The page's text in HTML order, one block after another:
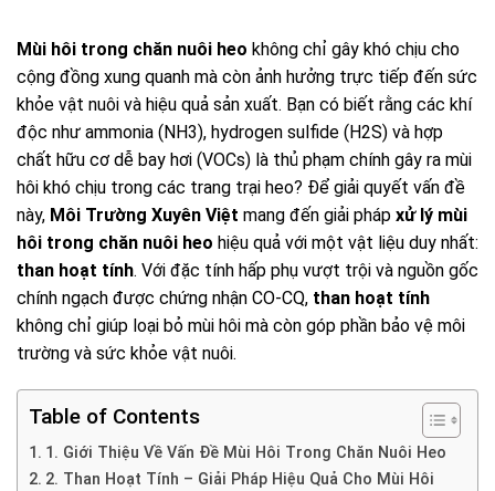
Mùi hôi trong chăn nuôi heo không chỉ gây khó chịu cho
cộng đồng xung quanh mà còn ảnh hưởng trực tiếp đến sức
khỏe vật nuôi và hiệu quả sản xuất. Bạn có biết rằng các khí
độc như ammonia (NH3), hydrogen sulfide (H2S) và hợp
chất hữu cơ dễ bay hơi (VOCs) là thủ phạm chính gây ra mùi
hôi khó chịu trong các trang trại heo? Để giải quyết vấn đề
này, Môi Trường Xuyên Việt mang đến giải pháp xử lý mùi
hôi trong chăn nuôi heo hiệu quả với một vật liệu duy nhất:
than hoạt tính. Với đặc tính hấp phụ vượt trội và nguồn gốc
chính ngạch được chứng nhận CO-CQ, than hoạt tính
không chỉ giúp loại bỏ mùi hôi mà còn góp phần bảo vệ môi
trường và sức khỏe vật nuôi.
Table of Contents
1. Giới Thiệu Về Vấn Đề Mùi Hôi Trong Chăn Nuôi Heo
2. Than Hoạt Tính – Giải Pháp Hiệu Quả Cho Mùi Hôi